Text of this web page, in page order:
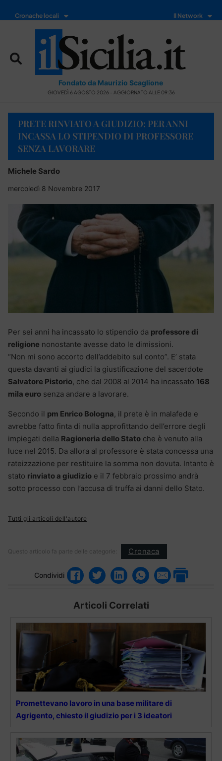
Cronache locali Il Network
Fondato da Maurizio Scaglione
GIOVEDÌ 6 AGOSTO 2026 - AGGIORNATO ALLE 09:36
PRETE RINVIATO A GIUDIZIO: PER ANNI
INCASSA LO STIPENDIO DI PROFESSORE
SENZA LAVORARE
Michele Sardo
mercoledì 8 Novembre 2017
Per sei anni ha incassato lo stipendio da professore di
religione nonostante avesse dato le dimissioni.
“Non mi sono accorto dell’addebito sul conto”. E’ stata
questa davanti ai giudici la giustificazione del sacerdote
Salvatore Pistorio, che dal 2008 al 2014 ha incassato 168
mila euro senza andare a lavorare.
Secondo il pm Enrico Bologna, il prete è in malafede e
avrebbe fatto finta di nulla approfittando dell’errore degli
impiegati della Ragioneria dello Stato che è venuto alla
luce nel 2015. Da allora al professore è stata concessa una
rateizzazione per restituire la somma non dovuta. Intanto è
stato rinviato a giudizio e il 7 febbraio prossimo andrà
sotto processo con l’accusa di truffa ai danni dello Stato.
Tutti gli articoli dell'autore
Questo articolo fa parte delle categorie: Cronaca
Condividi
Articoli Correlati
Promettevano lavoro in una base militare di
Agrigento, chiesto il giudizio per i 3 ideatori